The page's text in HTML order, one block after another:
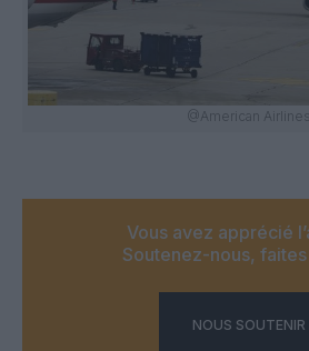
@American Airlines
Vous avez apprécié
Soutenez-nous, faites
NOUS SOUTENIR